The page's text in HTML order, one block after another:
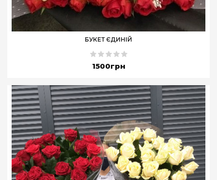
БУКЕТ ЄДИНІЙ
1500грн